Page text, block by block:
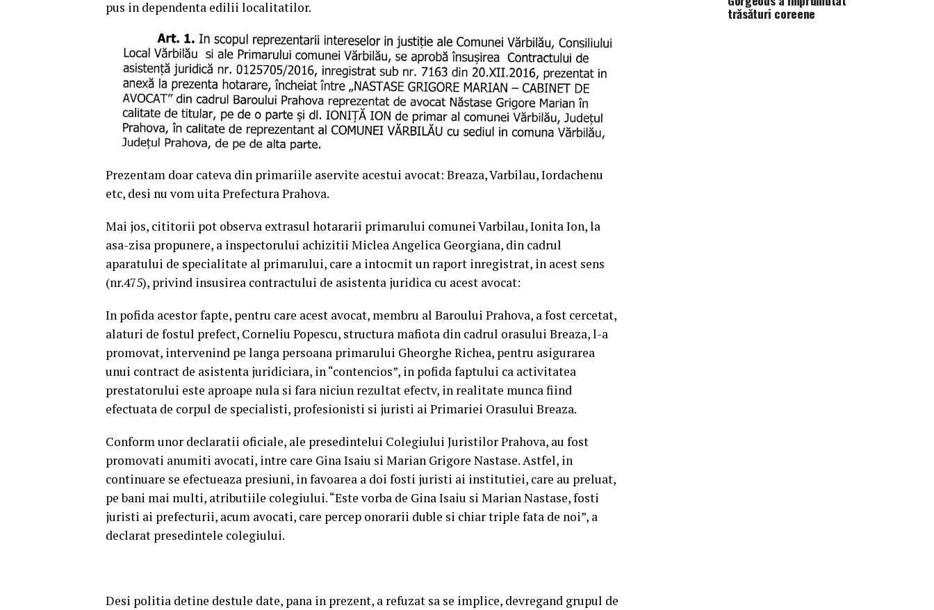
pus in dependenta edilii localitatilor.
Prezentam doar cateva din primariile aservite acestui avocat: Breaza, Varbilau, Iordachenu
etc, desi nu vom uita Prefectura Prahova.
Mai jos, cititorii pot observa extrasul hotararii primarului comunei Varbilau, Ionita Ion, la
asa-zisa propunere, a inspectorului achizitii Miclea Angelica Georgiana, din cadrul
aparatului de specialitate al primarului, care a intocmit un raport inregistrat, in acest sens
(nr.475), privind insusirea contractului de asistenta juridica cu acest avocat:
In pofida acestor fapte, pentru care acest avocat, membru al Baroului Prahova, a fost cercetat,
alaturi de fostul prefect, Corneliu Popescu, structura mafiota din cadrul orasului Breaza, l-a
promovat, intervenind pe langa persoana primarului Gheorghe Richea, pentru asigurarea
unui contract de asistenta juridiciara, in “contencios”, in pofida faptului ca activitatea
prestatorului este aproape nula si fara niciun rezultat efectv, in realitate munca fiind
efectuata de corpul de specialisti, profesionisti si juristi ai Primariei Orasului Breaza.
Conform unor declaratii oficiale, ale presedintelui Colegiului Juristilor Prahova, au fost
promovati anumiti avocati, intre care Gina Isaiu si Marian Grigore Nastase. Astfel, in
continuare se efectueaza presiuni, in favoarea a doi fosti juristi ai institutiei, care au preluat,
pe bani mai multi, atributiile colegiului. “Este vorba de Gina Isaiu si Marian Nastase, fosti
juristi ai prefecturii, acum avocati, care percep onorarii duble si chiar triple fata de noi”, a
declarat presedintele colegiului.
Desi politia detine destule date, pana in prezent, a refuzat sa se implice, devregand grupul de
trăsături coreene